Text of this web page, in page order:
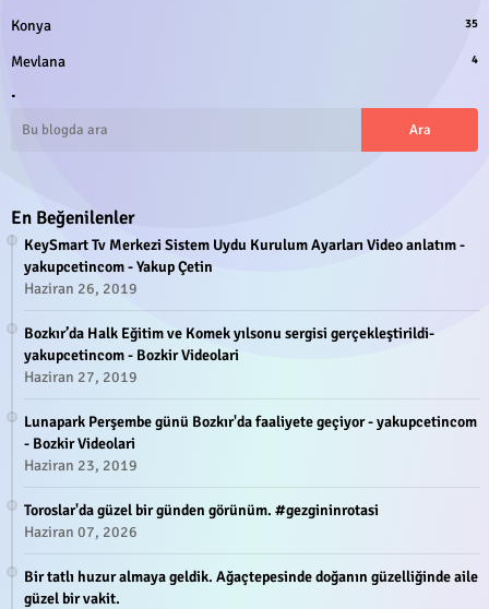
Konya 35
Mevlana 4
.
En Beğenilenler
KeySmart Tv Merkezi Sistem Uydu Kurulum Ayarları Video anlatım -
yakupcetincom - Yakup Çetin
Haziran 26, 2019
Bozkır’da Halk Eğitim ve Komek yılsonu sergisi gerçekleştirildi-
yakupcetincom - Bozkir Videolari
Haziran 27, 2019
Lunapark Perşembe günü Bozkır'da faaliyete geçiyor - yakupcetincom
- Bozkir Videolari
Haziran 23, 2019
Toroslar'da güzel bir günden görünüm. #gezgininrotasi
Haziran 07, 2026
Bir tatlı huzur almaya geldik. Ağaçtepesinde doğanın güzelliğinde aile
güzel bir vakit.